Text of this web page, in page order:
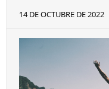
14 DE OCTUBRE DE 2022